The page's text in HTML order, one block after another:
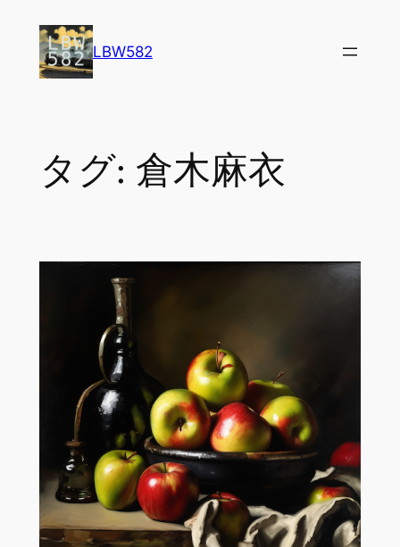
LBW582
タグ: 倉木麻衣